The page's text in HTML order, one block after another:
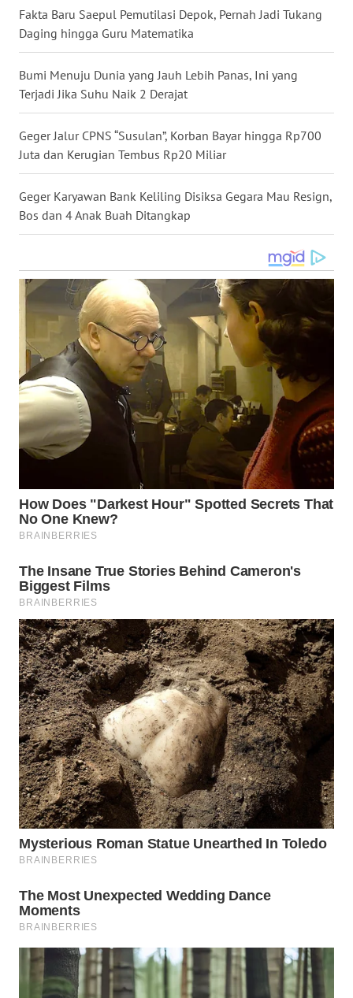
Fakta Baru Saepul Pemutilasi Depok, Pernah Jadi Tukang
Daging hingga Guru Matematika
Bumi Menuju Dunia yang Jauh Lebih Panas, Ini yang
Terjadi Jika Suhu Naik 2 Derajat
Geger Jalur CPNS “Susulan”, Korban Bayar hingga Rp700
Juta dan Kerugian Tembus Rp20 Miliar
Geger Karyawan Bank Keliling Disiksa Gegara Mau Resign,
Bos dan 4 Anak Buah Ditangkap
WN
NUSANTARA
WN
JOGJA
WN
JATIM
WN
BALI
KALBAR
WN
KALTARA
WN
KALSEL
WN
KALTIM
WN
GORONTALO
WN
SULUT
WN
MALUKU
WN
MALUT
WN
DAIRI
WN
DANAU
TOBA
WN
NIAS